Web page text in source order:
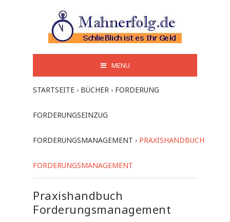
MENU
STARTSEITE › BÜCHER › FORDERUNG
FORDERUNGSEINZUG
FORDERUNGSMANAGEMENT › PRAXISHANDBUCH
FORDERUNGSMANAGEMENT
Praxishandbuch
Forderungsmanagement